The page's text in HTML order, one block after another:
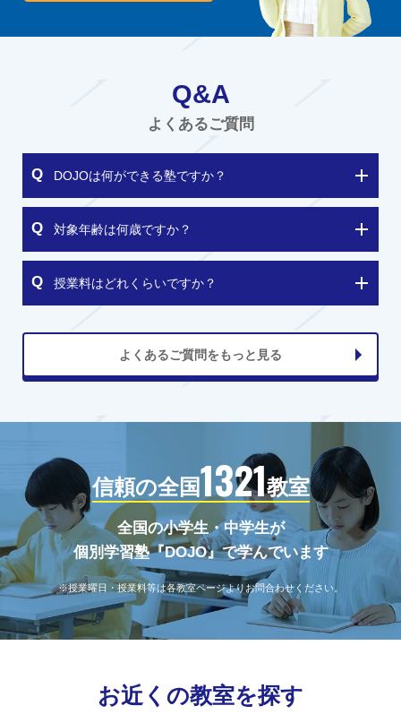
Q&A
よくあるご質問
DOJOは何ができる塾ですか？
対象年齢は何歳ですか？
授業料はどれくらいですか？
よくあるご質問をもっと見る
信頼の全国1321教室
全国の小学生・中学生が
個別学習塾『DOJO』で学んでいます
※授業曜日・授業料等は各教室ページよりお問合わせください。
お近くの教室を探す